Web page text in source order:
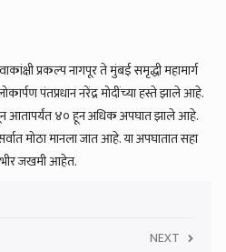
प्रकल्प नागपूर ते मुंबई समृद्धी महामार्ग
पंतप्रधान नरेंद्र मोदींच्या हस्ते झाले आहे.
आतापर्यंत ४० हून अधिक अपघात झाले आहे.
मोठा मानला जात आहे. या अपघातात सहा
जखमी आहेत.
NEXT